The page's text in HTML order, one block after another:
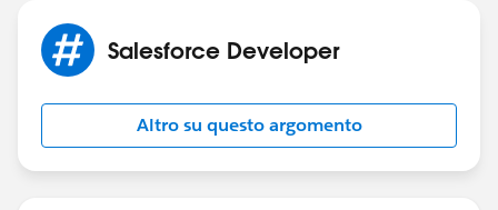
Salesforce Developer
Altro su questo argomento